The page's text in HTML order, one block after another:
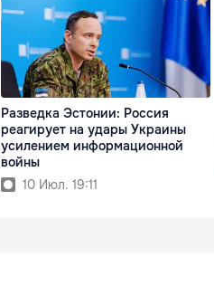
Разведка Эстонии: Россия
реагирует на удары Украины
усилением информационной
войны
10 Июл. 19:11